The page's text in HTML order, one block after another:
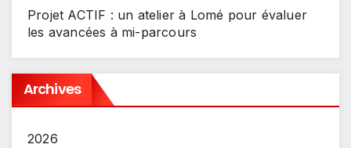
Projet ACTIF : un atelier à Lomé pour évaluer
les avancées à mi-parcours
Archives
2026